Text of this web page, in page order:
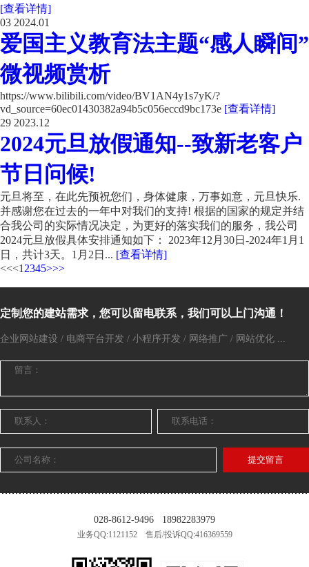
[查看详情]
03 2024.01
爱国主义教育法主题“感人瞬间”
微视频赏析
https://www.bilibili.com/video/BV1AN4y1s7yK/?
vd_source=60ec01430382a94b5c056eccd9bc173e [查看详情]
29 2023.12
2024元旦放假通知--致新老客户
节日问候!
元旦将至，在此先预祝您们，身体健康，万事如意，元旦快乐.
并感谢您在过去的一年中对我们的支持! 根据的国家的规定并结
合我公司的实际情况决定，为更好的落实我们的服务，我公司
2024元旦放假具体安排通知如下： 2023年12月30日-2024年1月1
日，共计3天。1月2日... [查看详情]
<<<1 2345>>>
定制您的建站需求，您可以留电联系，我们可以上门沟通！
企业网站建设 / 电商平台开发 / 小程序开发 / 网络推广 / 网站优化 ...
提交留言
028-8612-9496 18982283979
业务QQ:1121152 售后/投诉QQ:416369559